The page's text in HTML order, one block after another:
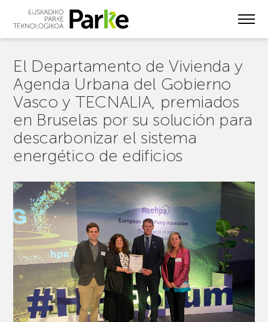
El Departamento de Vivienda y
Agenda Urbana del Gobierno
Vasco y TECNALIA, premiados
en Bruselas por su solución para
descarbonizar el sistema
energético de edificios